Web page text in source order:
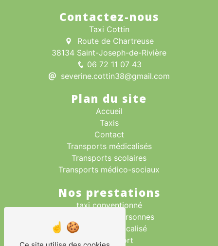
Contactez-nous
Taxi Cottin
Route de Chartreuse
38134 Saint-Joseph-de-Rivière
06 72 11 07 43
severine.cottin38@gmail.com
Plan du site
Accueil
Taxis
Contact
Transports médicalisés
Transports scolaires
Transports médico-sociaux
Nos prestations
taxi conventionné
transport des personnes
transport médicalisé
taxi aéroport